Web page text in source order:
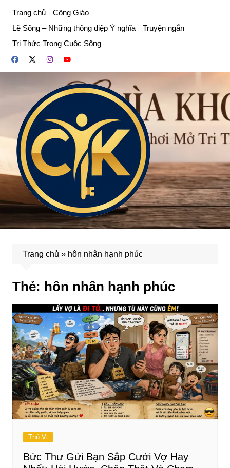
phần
dung
Trang chủ
Công Giáo
Lẽ Sống – Những thông điệp Ý nghĩa
Truyện ngắn
Tri Thức Trong Cuộc Sống
Trang chủ » hôn nhân hạnh phúc
Thẻ: hôn nhân hạnh phúc
Thú Vị
Bức Thư Gửi Bạn Sắp Cưới Vợ Hay